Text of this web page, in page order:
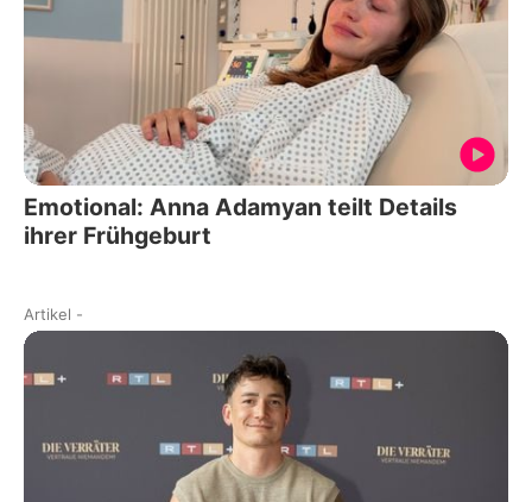
Emotional: Anna Adamyan teilt Details
ihrer Frühgeburt
Artikel -